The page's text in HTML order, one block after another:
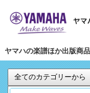
ヤマハの楽譜ほか出版商